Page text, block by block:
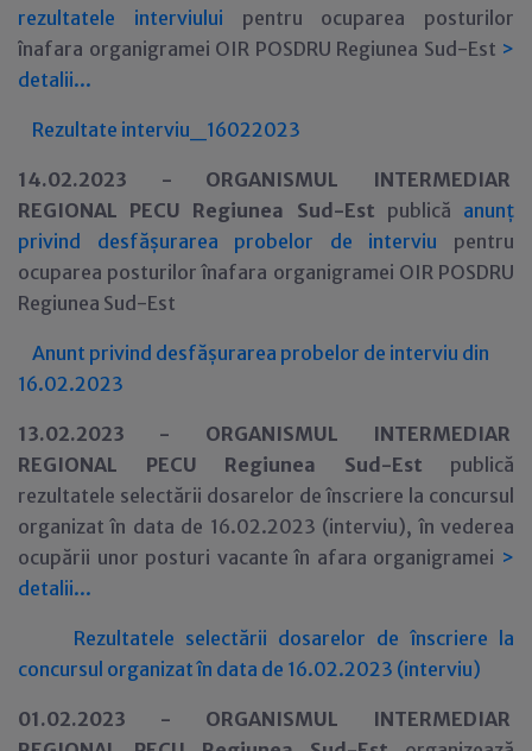
rezultatele interviului pentru ocuparea posturilor
înafara organigramei OIR POSDRU Regiunea Sud-Est >
detalii...
Rezultate interviu_16022023
14.02.2023 - ORGANISMUL INTERMEDIAR
REGIONAL PECU Regiunea Sud-Est publică anunț
privind desfășurarea probelor de interviu pentru
ocuparea posturilorînafara organigramei OIR POSDRU
Regiunea Sud-Est
Anunt privind desfășurarea probelor de interviu din
16.02.2023
13.02.2023 - ORGANISMUL INTERMEDIAR
REGIONAL PECU Regiunea Sud-Est
publică
rezultatele selectării dosarelor de înscriere la concursul
organizat în data de 16.02.2023 (interviu), în vederea
ocupării unor posturi vacante în afara organigramei >
detalii...
Rezultatele selectării dosarelor de înscriere la
concursul organizat în data de 16.02.2023 (interviu)
01.02.2023 - ORGANISMUL INTERMEDIAR